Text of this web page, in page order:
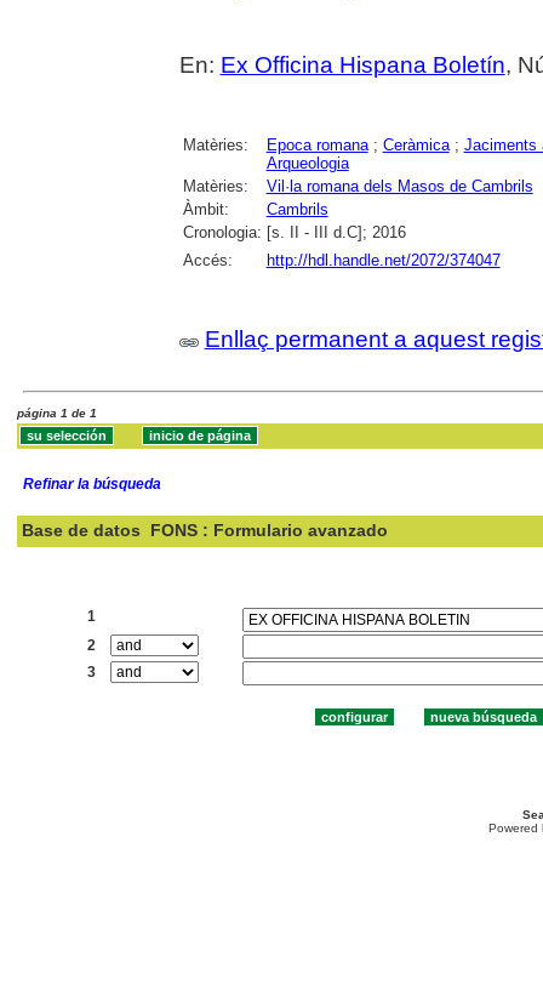
En: Ex Officina Hispana Boletín,
Matèries: Epoca romana; Ceràmica; Jaciments
Arqueologia
Matèries:
Vil·la romana dels Masos de Cambrils
Àmbit:
Cambrils
Cronologia: [s. II - III d.C]; 2016
Accés:
http://hdl.handle.net/2072/374047
Enllaç permanent a aquest
página 1 de 1
Refinar la búsqueda
Base de datos FONS : Formulario avanzado
1
2
3
Powered